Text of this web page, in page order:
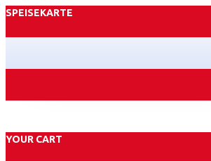
SPEISEKARTE
YOUR CART